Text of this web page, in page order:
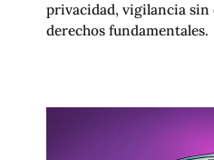
privacidad, vigilancia sin
derechos fundamentales.